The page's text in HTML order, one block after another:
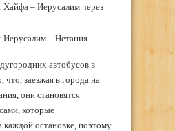
– Иерусалим через
– Нетания.
автобусов в
что, заезжая в города на
они становятся
которые
каждой остановке, поэтому